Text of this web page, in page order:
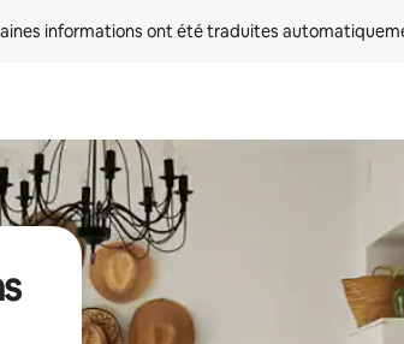
informations ont été traduites